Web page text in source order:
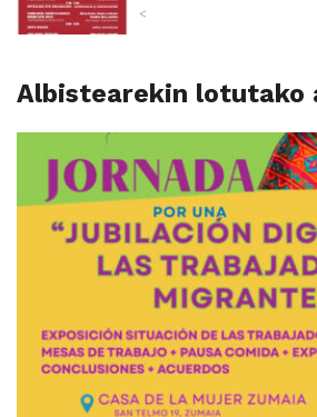
<
Albistearekin lotutako